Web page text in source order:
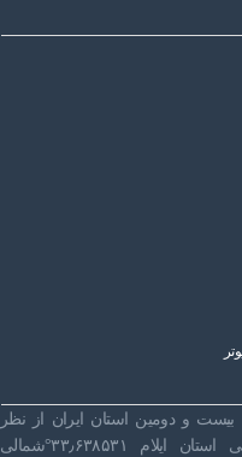
مربع، بیست و دومین استان ایران از نظر
وسعت به‌شمار می‌رود. مختصات جغرافیایی استان ایلام ۳۳٫۶۳۸۵۳۱°شمالی